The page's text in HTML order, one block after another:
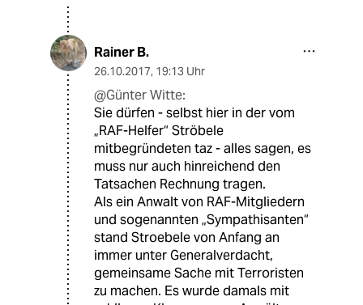
Rainer B.
26.10.2017, 19:13 Uhr
@Günter Witte:
Sie dürfen - selbst hier in der vom
„RAF-Helfer“ Ströbele
mitbegründeten taz - alles sagen, es
muss nur auch hinreichend den
Tatsachen Rechnung tragen.
Als ein Anwalt von RAF-Mitgliedern
und sogenannten „Sympathisanten“
stand Stroebele von Anfang an
immer unter Generalverdacht,
gemeinsame Sache mit Terroristen
zu machen. Es wurde damals mit